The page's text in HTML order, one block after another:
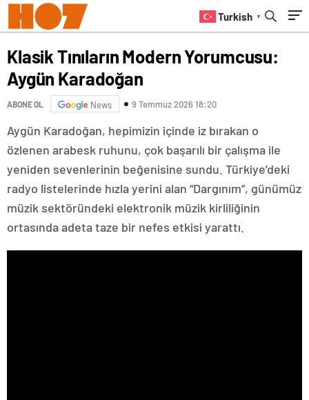
Turkish ▼
Klasik Tınıların Modern Yorumcusu:
Aygün Karadoğan
ABONE OL News 9 Temmuz 2026 18:20
Aygün Karadoğan, hepimizin içinde iz bırakan o
özlenen arabesk ruhunu, çok başarılı bir çalışma ile
yeniden sevenlerinin beğenisine sundu. Türkiye’deki
radyo listelerinde hızla yerini alan “Dargınım”, günümüz
müzik sektöründeki elektronik müzik kirliliğinin
ortasında adeta taze bir nefes etkisi yarattı.